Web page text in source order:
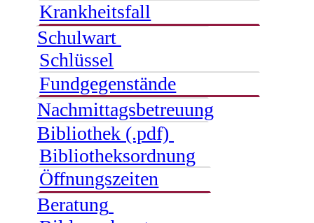
Krankheitsfall
Schulwart
Schlüssel
Fundgegenstände
Nachmittagsbetreuung
Bibliothek (.pdf)
Bibliotheksordnung
Öffnungszeiten
Beratung